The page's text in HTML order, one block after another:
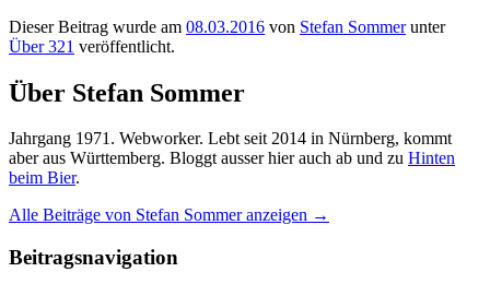
Dieser Beitrag wurde am 08.03.2016 von Stefan Sommerunter
Über 321 veröffentlicht.
Über Stefan Sommer
Jahrgang 1971. Webworker. Lebt seit 2014 in Nürnberg, kommt
aber aus Württemberg. Bloggt ausser hier auch ab und zu Hinten
beim Bier.
Alle Beiträge von Stefan Sommer anzeigen →
Beitragsnavigation